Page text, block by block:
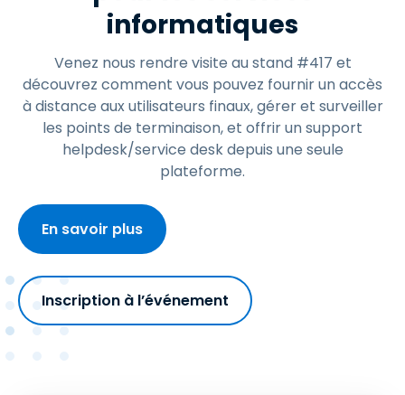
informatiques
Venez nous rendre visite au stand #417 et
découvrez comment vous pouvez fournir un accès
à distance aux utilisateurs finaux, gérer et surveiller
les points de terminaison, et offrir un support
helpdesk/service desk depuis une seule
plateforme.
En savoir plus
Inscription à l’événement